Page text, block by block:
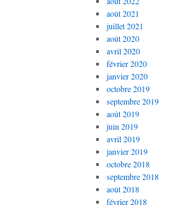
août 2021
juillet 2021
août 2020
avril 2020
février 2020
janvier 2020
octobre 2019
septembre 2019
août 2019
juin 2019
avril 2019
janvier 2019
octobre 2018
septembre 2018
août 2018
février 2018